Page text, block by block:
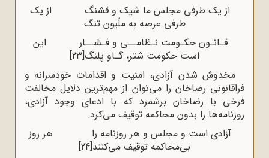
از یک طرفی مجلس ما شیک و قشنگ از یک
طرفی عرصه به ملّیون تنگ
قـانـون حکـومت نـظامــی و فـشــار این
است حکومت شتر، گـاو پلنگ[23]
مخدوش شدن آزادی، امنیت و اقدامات خودسرانه و
فراقانونی رضاخان را می‌توان از مهم‌ترین دلایل مخالفت
فرخی با رضاخان برشمرد که با ادعای وجود آزادی،
روزنامه‌ها را بدون محاکمه توقیف می‌کرد:
آزادی است و مجلس و هر روزنامه را هر روز
بی‌محاکمه توقیف می‌کنند[24]